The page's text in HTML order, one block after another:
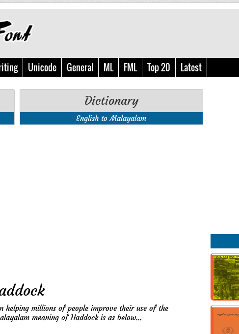
Unicode General ML FML Top 20 Latest
Dictionary
English to Malayalam
helping millions of people improve their use of the
meaning of Haddock is as below...